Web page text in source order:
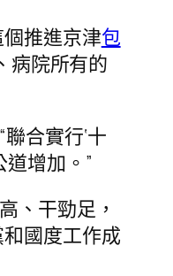
推進京津包
病院所有的
合實行‘十
增加。”
、干勁足，
國度工作成